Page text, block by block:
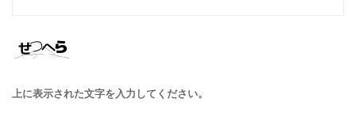
上に表示された文字を入力してください。